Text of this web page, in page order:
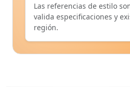
Las referencias de estilo
valida especificaciones y
región.